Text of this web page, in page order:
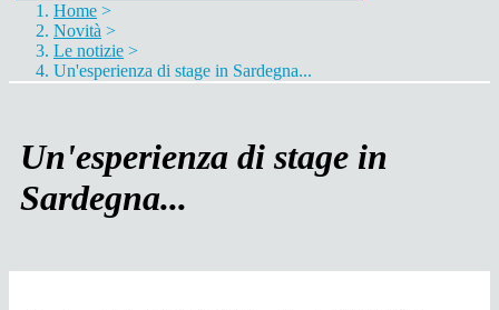
Home >
Novità >
Le notizie >
Un'esperienza di stage in Sardegna...
Un'esperienza di stage in
Sardegna...